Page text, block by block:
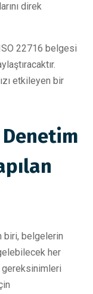
direk
22716 belgesi
etkileyen bir
Denetim
biri, belgelerin
her